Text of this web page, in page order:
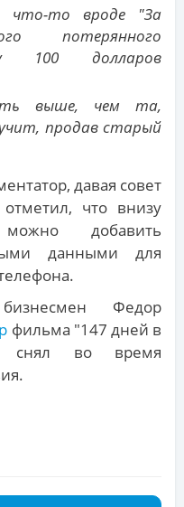
что-то вроде "За
потерянного
100 долларов
выше, чем та,
продав старый
давая совет
отметил, что внизу
добавить
данными для
Федор
фильма "147 дней в
снял во время